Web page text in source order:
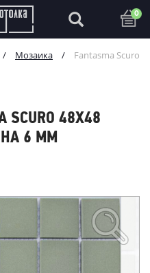
0
/ Мозаика /
Fantasma Scuro
SCURO 48X48
6 ММ